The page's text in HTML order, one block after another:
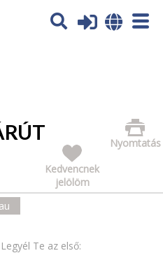
További tájékoztatás itt:
Nyomtatás
Kedvencnek
jelölöm
Te az első: